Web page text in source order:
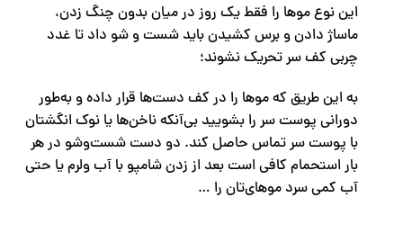
این نوع موها را فقط یک روز در میان بدون چنگ زدن،
ماساژ دادن و برس کشیدن باید شست و ‌شو داد تا غدد
چربی کف سر تحریک نشوند؛
به این طریق که موها را در کف دست‌ها قرار داده و به‌طور
دورانی پوست سر را بشویید بی‌آنکه ناخن‌ها یا نوک انگشتان
با پوست سر تماس حاصل کند. دو دست شست‌وشو در هر
بار استحمام کافی است بعد از زدن شامپو با آب ولرم یا حتی
آب کمی سرد موهای‌تان را …